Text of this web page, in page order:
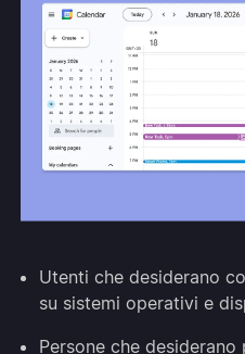
Utenti che desiderano
su sistemi operativi e
Persone che